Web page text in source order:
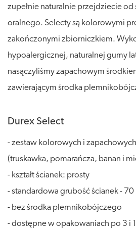
zupełnie naturalnie przejdziecie od
oralnego. Selecty są kolorowymi
zakończonymi zbiorniczkiem.
hypoalergicznej, naturalnej gumy
nasączyliśmy zapachowym
zawierającym środka
Durex Select
- zestaw kolorowych i
(truskawka, pomarańcza, banan i
- kształt ścianek: prosty
- standardowa grubość ścianek -
- bez środka plemnikobójczego
- dostępne w opakowaniach po 3 i